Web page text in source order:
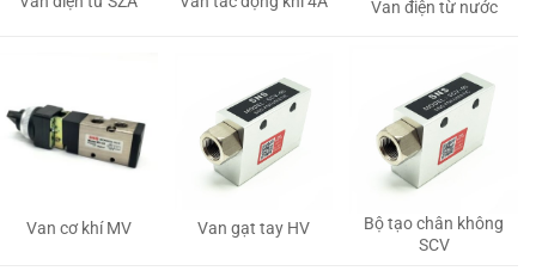
Van điện từ nước
Van cơ khí MV Van gạt tay HV
Bộ tạo chân không
SCV